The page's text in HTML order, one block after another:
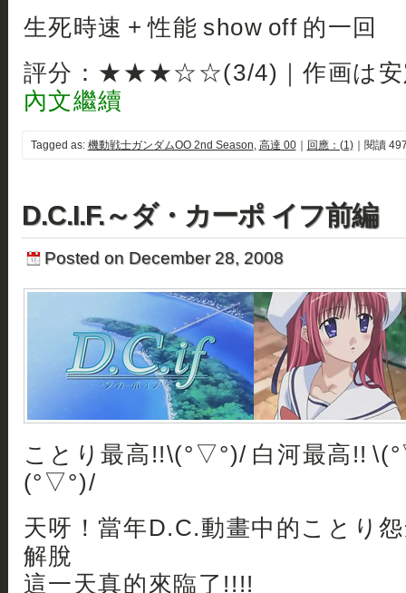
生死時速 + 性能 show off 的一回
評分：★★★☆☆(3/4)｜作画は安
內文繼續
Tagged as: 機動戦士ガンダムOO 2nd Season, 高達 00｜ 回應：(1)｜閱讀
D.C.I.F.～ダ・カーポ イフ前編
Posted on December 28, 2008
ことり最高!!\(°▽°)/ 白河最高!!
(°▽°)/
天呀！當年D.C.動畫中的ことり
解脫
這一天真的來臨了!!!!